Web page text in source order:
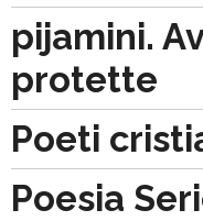
pijamini.
protette
Poeti
Poesia